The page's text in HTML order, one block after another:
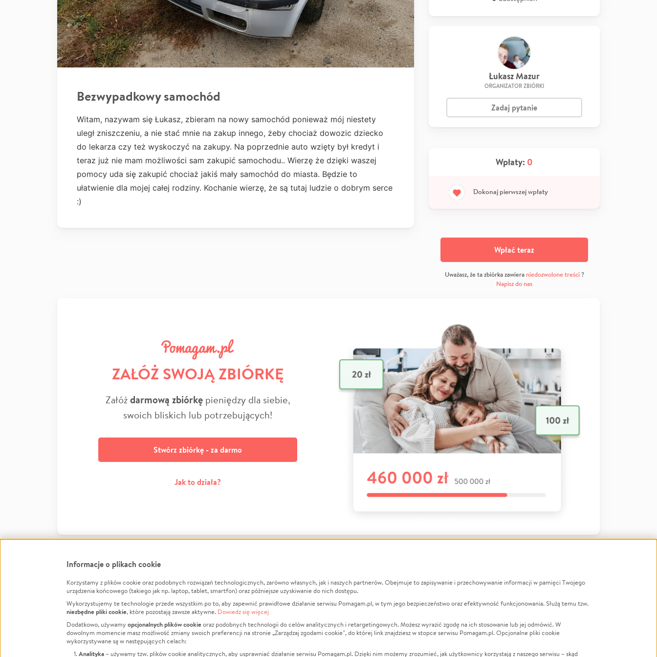
Bezwypadkowy samochód
Witam, nazywam się Łukasz, zbieram na nowy samochód ponieważ mój niestety
uległ zniszczeniu, a nie stać mnie na zakup innego, żeby chociaż dowozic dziecko
do lekarza czy też wyskoczyć na zakupy. Na poprzednie auto wzięty był kredyt i
teraz już nie mam możliwości sam zakupić samochodu.. Wierzę że dzięki waszej
pomocy uda się zakupić chociaż jakiś mały samochód do miasta. Będzie to
ułatwienie dla mojej całej rodziny. Kochanie wierzę, że są tutaj ludzie o dobrym serce
:)
Łukasz Mazur
ORGANIZATOR ZBIÓRKI
Zadaj pytanie
Wpłaty: 0
Dokonaj pierwszej wpłaty
Wpłać teraz
Uważasz, że ta zbiórka zawiera niedozwolone treści?
Napisz do nas
ZAŁÓŻ SWOJĄ ZBIÓRKĘ
Załóżdarmową zbiórkępieniędzy dla siebie,
swoich bliskich lub potrzebujących!
Stwórz zbiórkę - za darmo
Jak to działa?
FacebookTwitter Instagram
LinkedInTikTok Youtube
Informacje
Jak to działa?
Regulamin
Polityka Prywatności
O nas
Opinie
Raporty
Za darmo
Zbieraj na
Leczenie
Zwierzęta
Pożar
LGBTQ+
Powódź
Wichura
Informacje o plikach cookie
Korzystamy z plików cookie oraz podobnych rozwiązań technologicznych, zarówno własnych, jak i naszych partnerów. Obejmuje to zapisywanie i przechowywanie informacji w pamięci Twojego
urządzenia końcowego (takiego jak np. laptop, tablet, smartfon) oraz późniejsze uzyskiwanie do nich dostępu.
Wykorzystujemy te technologie przede wszystkim po to, aby zapewnić prawidłowe działanie serwisu Pomagam.pl, w tym jego bezpieczeństwo oraz efektywność funkcjonowania. Służą temu tzw.
niezbędne pliki cookie, które pozostają zawsze aktywne. Dowiedz się więcej
Dodatkowo, używamy opcjonalnych plików cookieoraz podobnych technologii do celów analitycznych i retargetingowych. Możesz wyrazić zgodę na ich stosowanie lub jej odmówić. W
dowolnym momencie masz możliwość zmiany swoich preferencji na stronie „Zarządzaj zgodami cookie”, do której link znajdziesz w stopce serwisu Pomagam.pl. Opcjonalne pliki cookie
wykorzystywane są w następujących celach:
Analityka – używamy tzw. plików cookie analitycznych, aby usprawniać działanie serwisu Pomagam.pl. Dzięki nim możemy zrozumieć, jak użytkownicy korzystają z naszego serwisu – skąd